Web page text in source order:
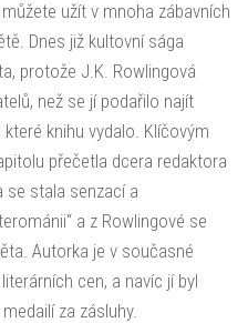
užít v mnoha zábavních
Dnes již kultovní sága
protože J.K. Rowlingová
než se jí podařilo najít
knihu vydalo. Klíčovým
přečetla dcera redaktora
se stala senzací a
a z Rowlingové se
Autorka je v současné
cen, a navíc jí byl
za zásluhy.